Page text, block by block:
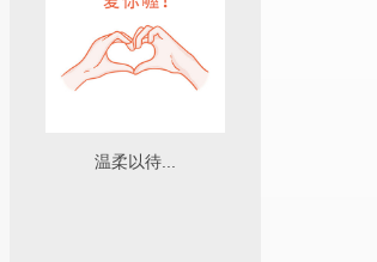
温柔以待...